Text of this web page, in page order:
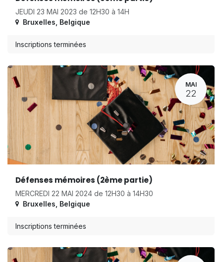
JEUDI 23 MAI 2023 de 12H30 à 14H
Bruxelles Belgique
Inscriptions terminées
MAI
22
Défenses mémoires (2ème partie)
MERCREDI 22 MAI 2024 de 12H30 à 14H30
Bruxelles Belgique
Inscriptions terminées